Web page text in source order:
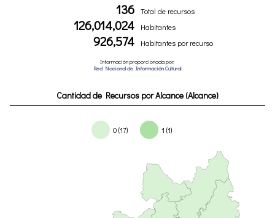
136 Total de recursos
126,014,024 Habitantes
926,574 Habitantes por recurso
Información proporcionada por:
Red Nacional de Información Cultural
Cantidad de Recursos por Alcance (Alcance)
0 (17) 1 (1)